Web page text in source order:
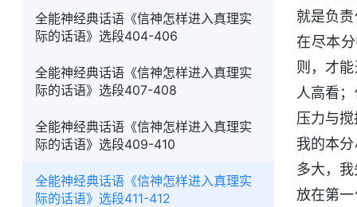
全能神经典话语《信神怎样进入真理实
际的话语》选段404-406
全能神经典话语《信神怎样进入真理实
际的话语》选段407-408
全能神经典话语《信神怎样进入真理实
际的话语》选段409-410
全能神经典话语《信神怎样进入真理实
际的话语》选段411-412
就是负
在尽本
则，才
人高看
压力与
我的本
多大，
放在第